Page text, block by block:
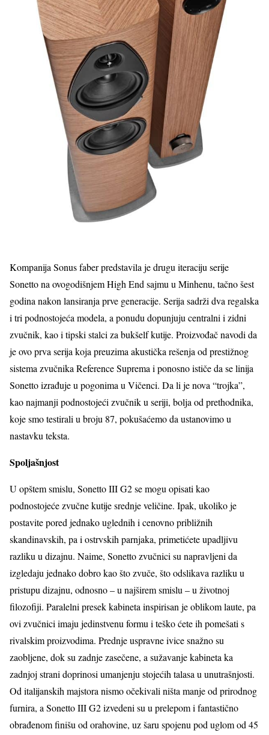
Kompanija Sonus faber predstavila je drugu iteraciju serije
Sonetto na ovogodišnjem High End sajmu u Minhenu, tačno šest
godina nakon lansiranja prve generacije. Serija sadrži dva regalska
i tri podnostojeća modela, a ponudu dopunjuju centralni i zidni
zvučnik, kao i tipski stalci za bukšelf kutije. Proizvođač navodi da
je ovo prva serija koja preuzima akustička rešenja od prestižnog
sistema zvučnika Reference Suprema i ponosno ističe da se linija
Sonetto izrađuje u pogonima u Vičenci. Da li je nova “trojka”,
kao najmanji podnostojeći zvučnik u seriji, bolja od prethodnika,
koje smo testirali u broju 87, pokušaćemo da ustanovimo u
nastavku teksta.
Spoljašnjost
U opštem smislu, Sonetto III G2 se mogu opisati kao
podnostojeće zvučne kutije srednje veličine. Ipak, ukoliko je
postavite pored jednako uglednih i cenovno približnih
skandinavskih, pa i ostrvskih parnjaka, primetićete upadljivu
razliku u dizajnu. Naime, Sonetto zvučnici su napravljeni da
izgledaju jednako dobro kao što zvuče, što odslikava razliku u
pristupu dizajnu, odnosno – u najširem smislu – u životnoj
filozofiji. Paralelni presek kabineta inspirisan je oblikom laute, pa
ovi zvučnici imaju jedinstvenu formu i teško ćete ih pomešati s
rivalskim proizvodima. Prednje uspravne ivice snažno su
zaobljene, dok su zadnje zasečene, a sužavanje kabineta ka
zadnjoj strani doprinosi umanjenju stojećih talasa u unutrašnjosti.
Od italijanskih majstora nismo očekivali ništa manje od prirodnog
furnira, a Sonetto III G2 izvedeni su u prelepom i fantastično
obrađenom finišu od orahovine, uz šaru spojenu pod uglom od 45